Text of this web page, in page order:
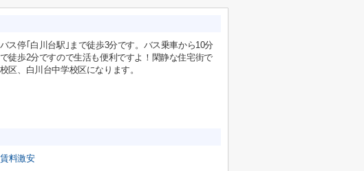
ス停｢白川台駅｣まで徒歩3分です。バス乗車から10分
徒歩2分ですので生活も便利ですよ！閑静な住宅街で
区、白川台中学校区になります。
賃料激安